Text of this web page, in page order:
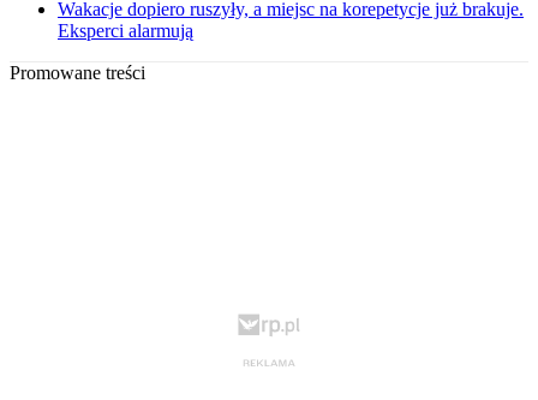
Wakacje dopiero ruszyły, a miejsc na korepetycje już brakuje.
Eksperci alarmują
Promowane treści